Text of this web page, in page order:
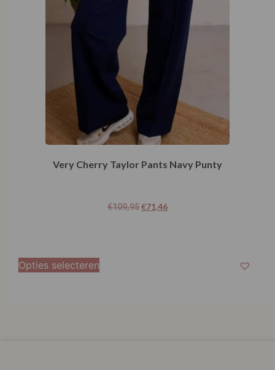
Very Cherry Taylor Pants Navy Punty
€109,95€71,46
Opties selecteren